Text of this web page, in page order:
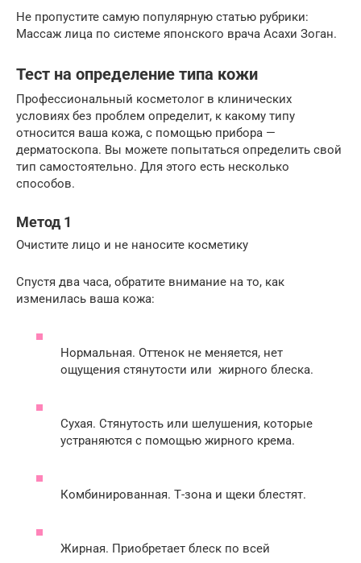
Не пропустите самую популярную статью рубрики:
Массаж лица по системе японского врача Асахи Зоган.
Тест на определение типа кожи
Профессиональный косметолог в клинических
условиях без проблем определит, к какому типу
относится ваша кожа, с помощью прибора —
дерматоскопа. Вы можете попытаться определить свой
тип самостоятельно. Для этого есть несколько
способов.
Метод 1
Очистите лицо и не наносите косметику
Спустя два часа, обратите внимание на то, как
изменилась ваша кожа:
Нормальная. Оттенок не меняется, нет
ощущения стянутости или жирного блеска.
Сухая. Стянутость или шелушения, которые
устраняются с помощью жирного крема.
Комбинированная. Т-зона и щеки блестят.
Жирная. Приобретает блеск по всей